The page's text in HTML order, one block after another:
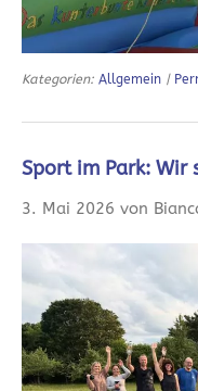
Kategorien: Allgemein |
Sport im Park: Wir
3. Mai 2026 von